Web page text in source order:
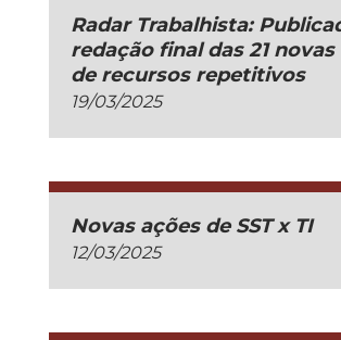
Radar Trabalhista:
redação final das 21 novas
de recursos repetitivos
19/03/2025
Novas ações de SST x TI
12/03/2025